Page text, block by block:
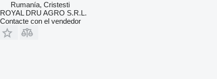
Rumanía, Cristesti
ROYAL DRU AGRO S.R.L.
Contacte con el vendedor